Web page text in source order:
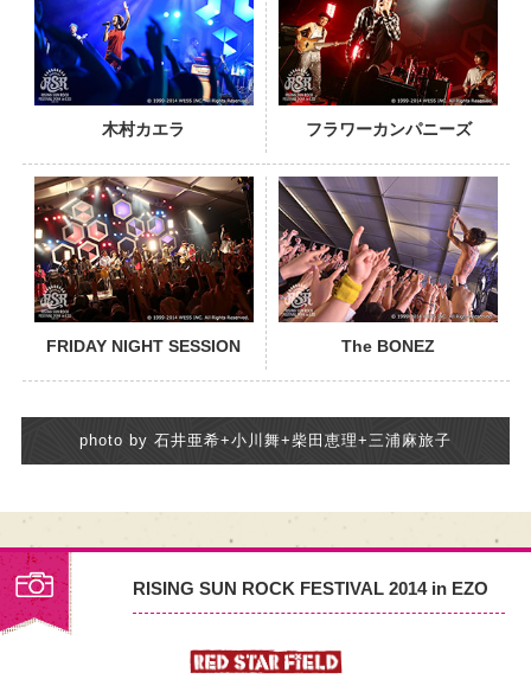
木村カエラ フラワーカンパニーズ
FRIDAY NIGHT SESSION The BONEZ
PHOTO
photo by 石井亜希+小川舞+柴田恵理+三浦麻旅子
RISING SUN ROCK FESTIVAL 2014 in EZO